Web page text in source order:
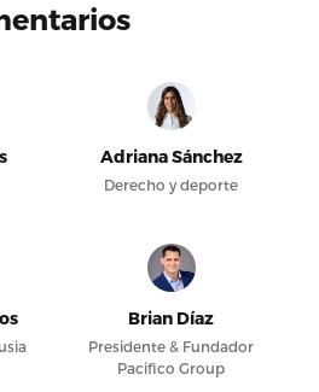
Adriana Sánchez
Derecho y deporte
Brian Díaz
Presidente & Fundador
Pacifico Group